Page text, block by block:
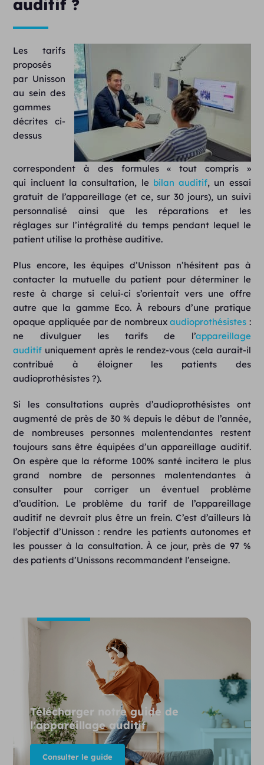
auditif ?
Les tarifs
proposés
par Unisson
au sein des
gammes
décrites ci-
dessus
correspondent à des formules « tout compris »
qui incluent la consultation, le bilan auditif, un essai
gratuit de l’appareillage (et ce, sur 30 jours), un suivi
personnalisé ainsi que les réparations et les
réglages sur l’intégralité du temps pendant lequel le
patient utilise la prothèse auditive.
Plus encore, les équipes d’Unisson n’hésitent pas à
contacter la mutuelle du patient pour déterminer le
reste à charge si celui-ci s’orientait vers une offre
autre que la gamme Eco. À rebours d’une pratique
opaque appliquée par de nombreuxaudioprothésistes :
ne divulguer les tarifs de l’appareillage
auditif uniquement après le rendez-vous (cela aurait-il
contribué à éloigner les patients des
audioprothésistes ?).
Si les consultations auprès d’audioprothésistes ont
augmenté de près de 30 % depuis le début de l’année,
de nombreuses personnes malentendantes restent
toujours sans être équipées d’un appareillage auditif.
On espère que la réforme 100% santé incitera le plus
grand nombre de personnes malentendantes à
consulter pour corriger un éventuel problème
d’audition. Le problème du tarif de l’appareillage
auditif ne devrait plus être un frein. C’est d’ailleurs là
l’objectif d’Unisson : rendre les patients autonomes et
les pousser à la consultation. À ce jour, près de 97 %
des patients d’Unissons recommandent l’enseigne.
Télécharger notre guide de
l'appareillage auditif
Consulter le guide